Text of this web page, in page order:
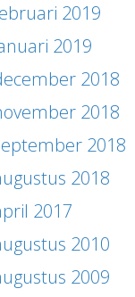
2019
2019
2018
2018
2018
2018
2017
2010
2009